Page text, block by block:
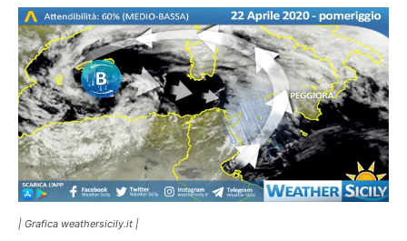
| Grafica weathersicily.it |